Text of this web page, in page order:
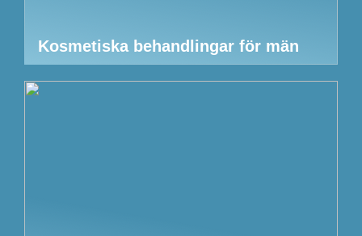
Kosmetiska behandlingar för män